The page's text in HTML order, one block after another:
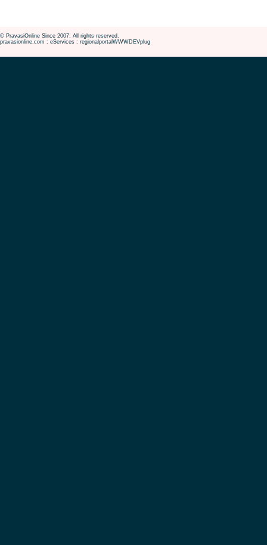
© PravasiOnline Since 2007. All rights reserved.
pravasionline.com : eServices : regionalportalWWWDEVplug